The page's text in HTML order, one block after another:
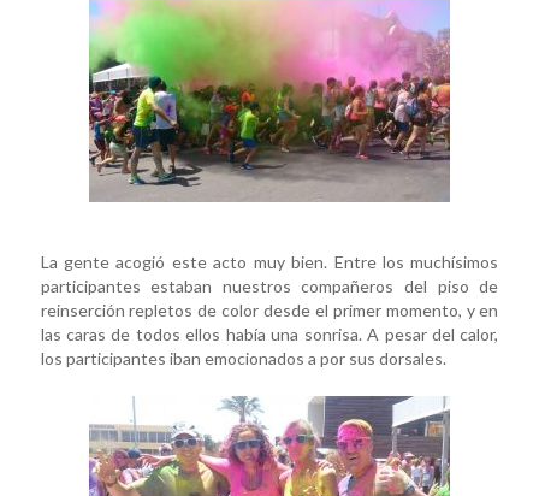
La gente acogió este acto muy bien. Entre los muchísimos
participantes estaban nuestros compañeros del piso de
reinserción repletos de color desde el primer momento, y en
las caras de todos ellos había una sonrisa. A pesar del calor,
los participantes iban emocionados a por sus dorsales.